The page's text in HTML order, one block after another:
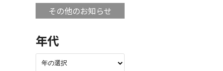
その他のお知らせ
年代